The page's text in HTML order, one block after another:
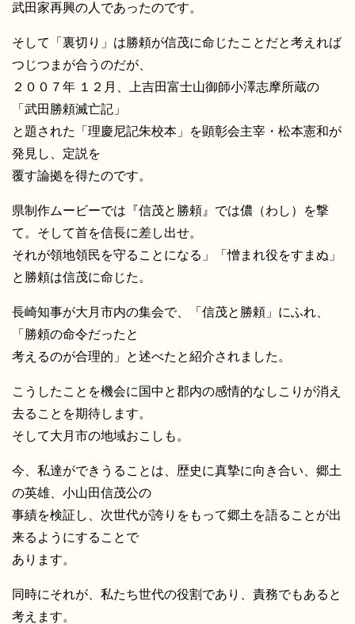
武田家再興の人であったのです。
そして「裏切り」は勝頼が信茂に命じたことだと考えれば
つじつまが合うのだが、
２００７年 １２月、上吉田富士山御師小澤志摩所蔵の
「武田勝頼滅亡記」
と題された「理慶尼記朱校本」を顕彰会主宰・松本憲和が
発見し、定説を
覆す論拠を得たのです。
県制作ムービーでは『信茂と勝頼』では儂（わし）を撃
て。そして首を信長に差し出せ。
それが領地領民を守ることになる」「憎まれ役をすまぬ」
と勝頼は信茂に命じた。
長崎知事が大月市内の集会で、「信茂と勝頼」にふれ、
「勝頼の命令だったと
考えるのが合理的」と述べたと紹介されました。
こうしたことを機会に国中と郡内の感情的なしこりが消え
去ることを期待します。
そして大月市の地域おこしも。
今、私達ができうることは、歴史に真摯に向き合い、郷土
の英雄、小山田信茂公の
事績を検証し、次世代が誇りをもって郷土を語ることが出
来るようにすることで
あります。
同時にそれが、私たち世代の役割であり、責務でもあると
考えます。